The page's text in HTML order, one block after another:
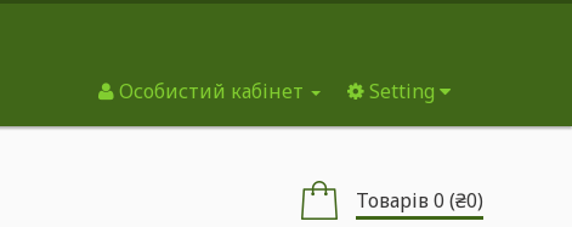
Особистий кабінет
Setting
Товарів 0 (₴0)